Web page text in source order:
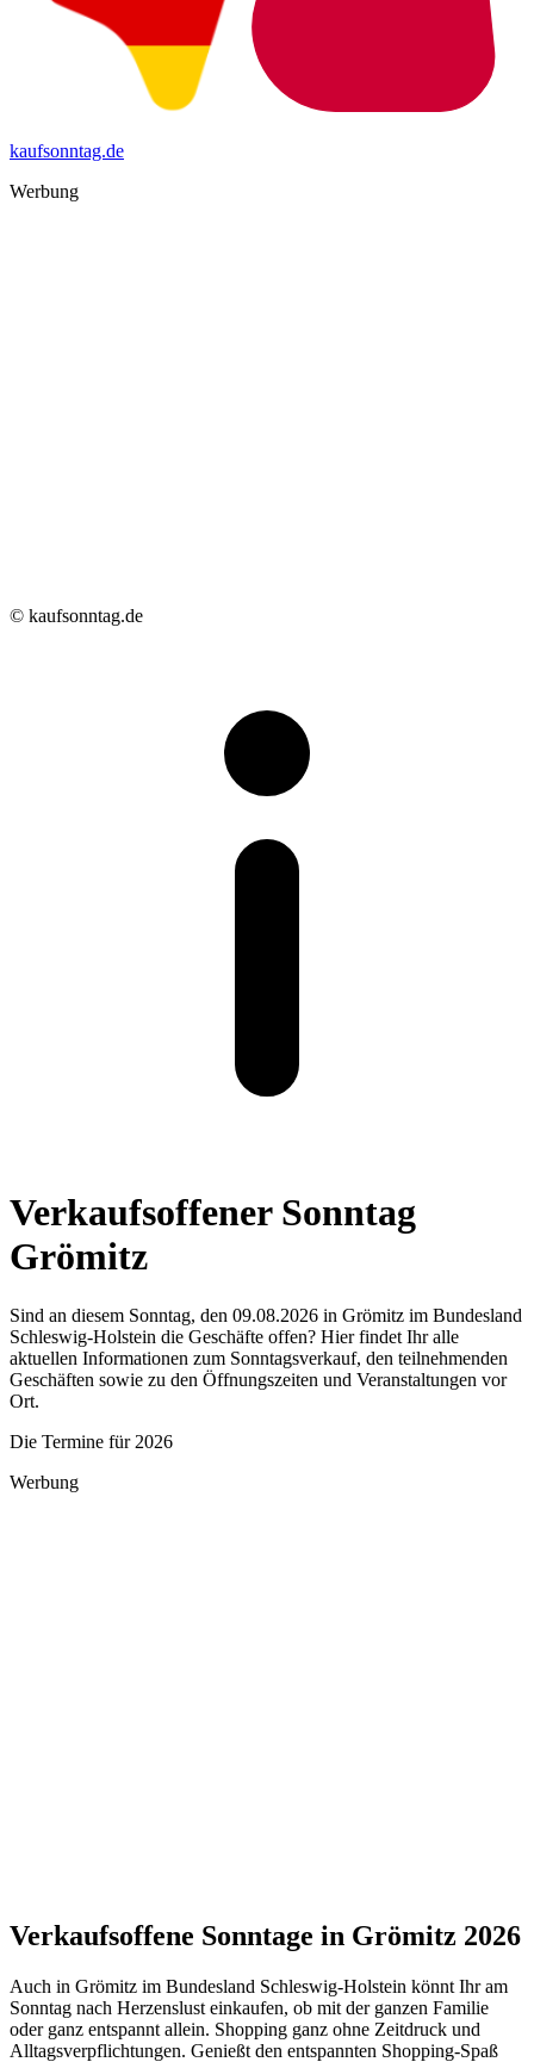
kaufsonntag.de
Werbung
© kaufsonntag.de
Verkaufsoffener Sonntag
Grömitz
Sind an diesem Sonntag, den 09.08.2026 in Grömitz im Bundesland
Schleswig-Holstein die Geschäfte offen? Hier findet Ihr alle
aktuellen Informationen zum Sonntagsverkauf, den teilnehmenden
Geschäften sowie zu den Öffnungszeiten und Veranstaltungen vor
Ort.
Die Termine für 2026
Werbung
Verkaufsoffene Sonntage in Grömitz 2026
Auch in Grömitz im Bundesland Schleswig-Holstein könnt Ihr am
Sonntag nach Herzenslust einkaufen, ob mit der ganzen Familie
oder ganz entspannt allein. Shopping ganz ohne Zeitdruck und
Alltagsverpflichtungen. Genießt den entspannten Shopping-Spaß